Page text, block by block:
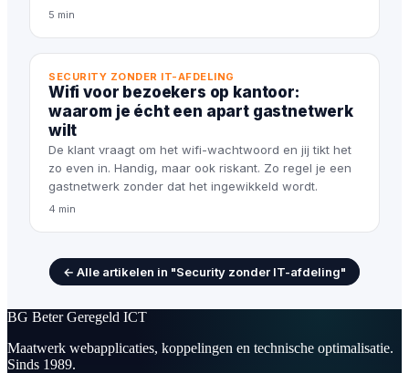
5 min
SECURITY ZONDER IT-AFDELING
Wifi voor bezoekers op kantoor:
waarom je écht een apart gastnetwerk
wilt
De klant vraagt om het wifi-wachtwoord en jij tikt het
zo even in. Handig, maar ook riskant. Zo regel je een
gastnetwerk zonder dat het ingewikkeld wordt.
4 min
← Alle artikelen in "Security zonder IT-afdeling"
BG Beter Geregeld ICT
Maatwerk webapplicaties, koppelingen en technische optimalisatie.
Sinds 1989.